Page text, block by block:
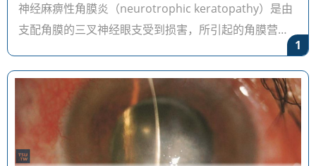
神经麻痹性角膜炎（neurotrophic keratopathy）是由
支配角膜的三叉神经眼支受到损害，所引起的角膜营养
伤、手术，如三叉神经瘤行三
1